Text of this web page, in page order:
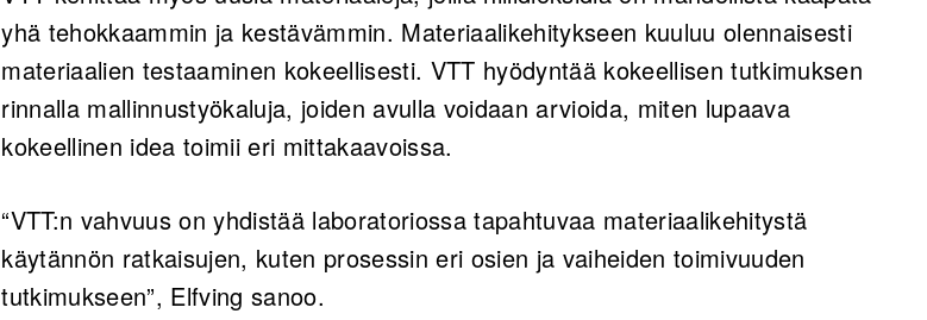
yhä tehokkaammin ja kestävämmin. Materiaalikehitykseen kuuluu olennaisesti
materiaalien testaaminen kokeellisesti. VTT hyödyntää kokeellisen tutkimuksen
rinnalla mallinnustyökaluja, joiden avulla voidaan arvioida, miten lupaava
kokeellinen idea toimii eri mittakaavoissa.
“VTT:n vahvuus on yhdistää laboratoriossa tapahtuvaa materiaalikehitystä
käytännön ratkaisujen, kuten prosessin eri osien ja vaiheiden toimivuuden
tutkimukseen”, Elfving sanoo.